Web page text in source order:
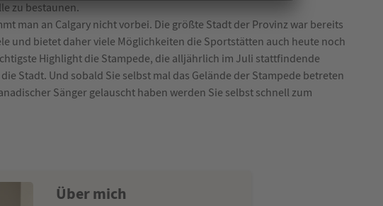
zu bestaunen.
man an Calgary nicht vorbei. Die größte Stadt der Provinz war bereits
und bietet daher viele Möglichkeiten die Sportstätten auch heute noch
Highlight die Stampede, die alljährlich im Juli stattfindende
Stadt. Und sobald Sie selbst mal das Gelände der Stampede betreten
Sänger gelauscht haben werden Sie selbst schnell zum
Über mich